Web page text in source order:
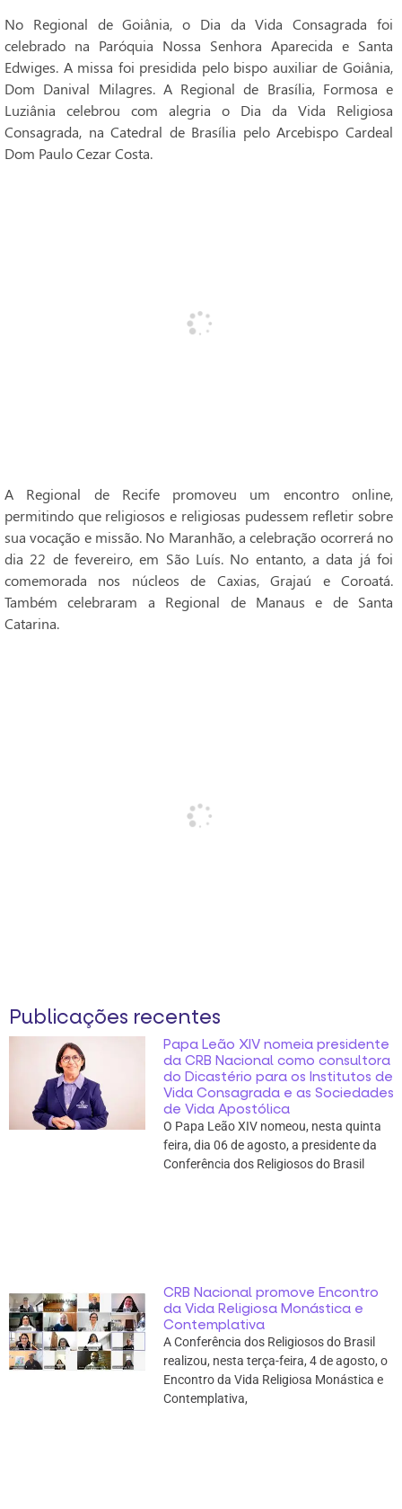
No Regional de Goiânia, o Dia da Vida Consagrada foi
celebrado na Paróquia Nossa Senhora Aparecida e Santa
Edwiges. A missa foi presidida pelo bispo auxiliar de Goiânia,
Dom Danival Milagres. A Regional de Brasília, Formosa e
Luziânia celebrou com alegria o Dia da Vida Religiosa
Consagrada, na Catedral de Brasília pelo Arcebispo Cardeal
Dom Paulo Cezar Costa.
A Regional de Recife promoveu um encontro online,
permitindo que religiosos e religiosas pudessem refletir sobre
sua vocação e missão. No Maranhão, a celebração ocorrerá no
dia 22 de fevereiro, em São Luís. No entanto, a data já foi
comemorada nos núcleos de Caxias, Grajaú e Coroatá.
Também celebraram a Regional de Manaus e de Santa
Catarina.
Publicações recentes
Papa Leão XIV nomeia presidente
da CRB Nacional como consultora
do Dicastério para os Institutos de
Vida Consagrada e as Sociedades
de Vida Apostólica
O Papa Leão XIV nomeou, nesta quinta
feira, dia 06 de agosto, a presidente da
Conferência dos Religiosos do Brasil
CRB Nacional promove Encontro
da Vida Religiosa Monástica e
Contemplativa
A Conferência dos Religiosos do Brasil
realizou, nesta terça-feira, 4 de agosto, o
Encontro da Vida Religiosa Monástica e
Contemplativa,